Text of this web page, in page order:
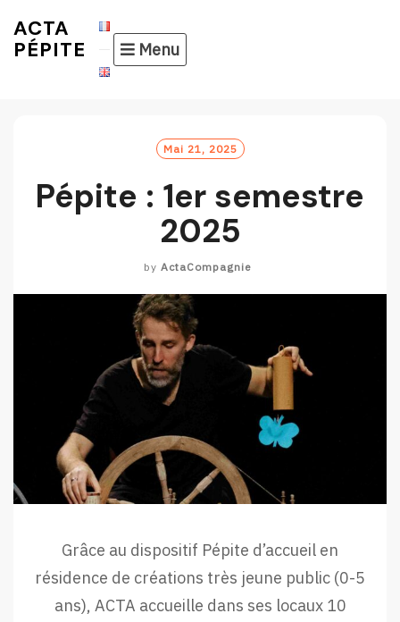
toACTA
PÉPITE
Menu
Mai 21, 2025
Pépite : 1er semestre
2025
by ActaCompagnie
Grâce au dispositif Pépite d’accueil en
résidence de créations très jeune public (0-5
ans), ACTA accueille dans ses locaux 10